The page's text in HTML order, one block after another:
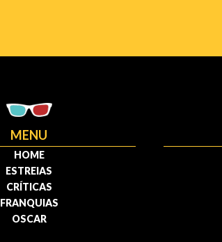
MENU
HOME
ESTREIAS
CRÍTICAS
FRANQUIAS
OSCAR